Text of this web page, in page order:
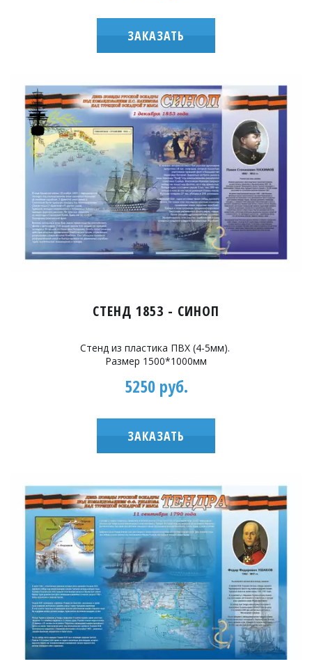
ЗАКАЗАТЬ
СТЕНД 1853 - СИНОП
Стенд из пластика ПВХ (4-5мм).
Размер 1500*1000мм
5250 руб.
ЗАКАЗАТЬ